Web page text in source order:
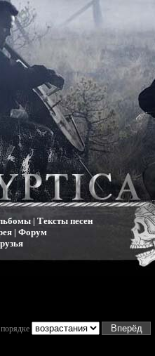
| Тексты песен
| Форум